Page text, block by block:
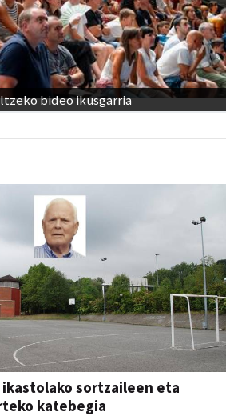
bideo ikusgarria
sortzaileen eta
katebegia